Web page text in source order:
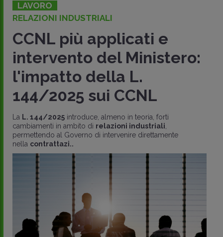
LAVORO
RELAZIONI INDUSTRIALI
CCNL più applicati e
intervento del Ministero:
l'impatto della L.
144/2025 sui CCNL
La L. 144/2025 introduce, almeno in teoria, forti
cambiamenti in ambito di relazioni industriali,
permettendo al Governo di intervenire direttamente
nella contrattazi..